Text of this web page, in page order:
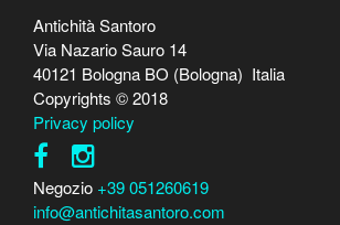
Antichità Santoro
Via Nazario Sauro 14
40121 Bologna BO (Bologna) Italia
Copyrights © 2018
Privacy policy
Negozio +39 051260619
info@antichitasantoro.com